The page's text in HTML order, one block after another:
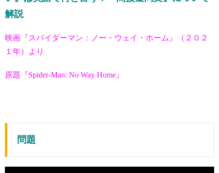
解説
映画『スパイダーマン：ノー・ウェイ・ホーム』（２０２
１年）より
原題『Spider-Man: No Way Home』
問題